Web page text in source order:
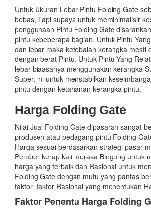
Untuk Ukuran Lebar Pintu Folding Gate
bebas, Tapi supaya untuk meminimalisir
penggunaan Pintu Folding Gate
pintu kebeberapa bagian. Untuk Pintu
dan lebar maka ketebalan kerangka mesti
dengan berat Pintu. Untuk Pintu Yang
lebar biaasanya menggunakan kerangka
Super, ini untuk menstabilkan
pintu dengan ketahanan kerangka pintu.
Harga Folding Gate
Nilai Jual Folding Gate dipasaran sangat
produsen atau pedagang pintu Folding
Harga sesuai berdasarkan strategi pasar
Pembeli kerap kali merasa Bingung untuk
harga yang terbaik dan Rasional untuk
Folding Gate dengan mutu yang
faktor faktor Rasional yang menentukan
Faktor Penentu Harga Folding